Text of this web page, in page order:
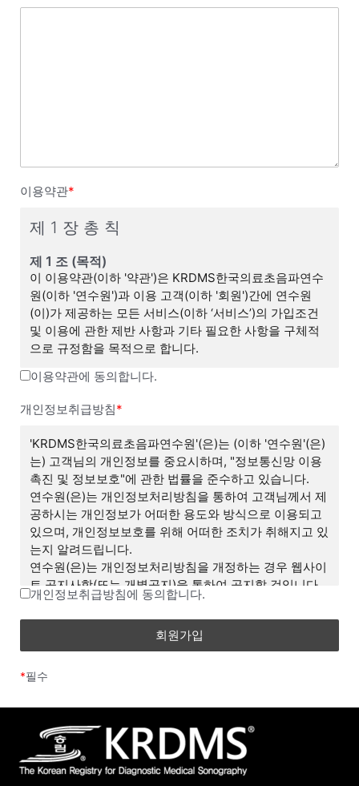
이용약관*
제 1 장 총 칙
제 1 조 (목적)
이 이용약관(이하 '약관')은 KRDMS한국의료초음파연수
원(이하 '연수원')과 이용 고객(이하 '회원')간에 연수원
(이)가 제공하는 모든 서비스(이하 ‘서비스’)의 가입조건
및 이용에 관한 제반 사항과 기타 필요한 사항을 구체적
으로 규정함을 목적으로 합니다.
제 2 조 (이용약관의 효력 및 변경)
라 합니다)에서 온라인으로 공시함으로써 효력을 발생하
정된 약관은 온라인에서 공지함으로써 효력을 발휘하며,
이용자의 권리 또는 의무 등 중요한 규정의 개정은 사전
에 공지합니다.
(2) 연수원은 합리적인 사유가 발생될 경우에는 이 약관
을 변경할 수 있으며, 약관을 변경할 경우에는 이를 사전
에 공시합니다.
(3) 이 약관에 동의하는 것은 정기적으로 웹을 방문하여
약관의 변경사항을 확인하는 것에 동의함을 의미합니다.
변경된 약관에 대한 정보를 알지 못해 발생하는 이용자의
(4) 회원은 변경된 약관에 동의하지 않을 경우 회원 탈퇴
(해지)를 요청할 수 있으며, 변경된 약관의 효력 발생일로
스를 계속 사용할 경우 약관의 변경 사항에 동의한 것으
제 3 조 (약관 외 준칙)
(1) 이 약관은 연수원(이)가 제공하는 개별서비스에 관한
이용안내(이하 ‘서비스별 안내’라 합니다)와 함께 적용합
이용약관에 동의합니다.
개인정보취급방침*
'KRDMS한국의료초음파연수원'(은)는 (이하 '연수원'(은)
는) 고객님의 개인정보를 중요시하며, "정보통신망 이용
촉진 및 정보보호"에 관한 법률을 준수하고 있습니다.
연수원(은)는 개인정보처리방침을 통하여 고객님께서 제
공하시는 개인정보가 어떠한 용도와 방식으로 이용되고
있으며, 개인정보보호를 위해 어떠한 조치가 취해지고 있
는지 알려드립니다.
연수원(은)는 개인정보처리방침을 개정하는 경우 웹사이
트 공지사항(또는 개별공지)을 통하여 공지할 것입니다.
■ 개인정보의 처리 목적
연수원(은)는 수집한 개인정보를 다음의 목적을 위해 처
리 및 활용합니다.
ο 서비스 제공에 관한 계약 이행 및 서비스 제공에 따른
청 및 결제
ο 비회원 상담 관리
개인정보취급방침에 동의합니다.
*필수